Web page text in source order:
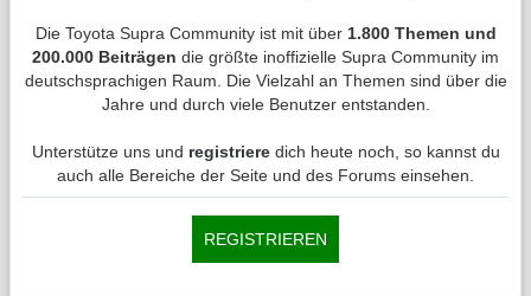
Die Toyota Supra Community ist mit über 1.800 Themen und
200.000 Beiträgen die größte inoffizielle Supra Community im
deutschsprachigen Raum. Die Vielzahl an Themen sind über die
Jahre und durch viele Benutzer entstanden.
Unterstütze uns und registrieredich heute noch, so kannst du
auch alle Bereiche der Seite und des Forums einsehen.
REGISTRIEREN